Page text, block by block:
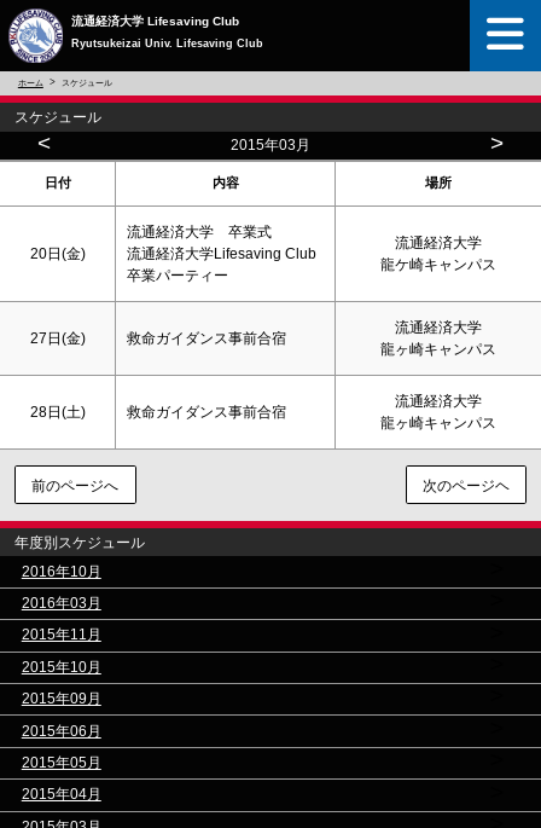
流通経済大学 Lifesaving Club
Ryutsukeizai Univ. Lifesaving Club
ホーム スケジュール
スケジュール
< 2015年03月 >
日付 内容 場所
20日(金)
流通経済大学 卒業式
流通経済大学Lifesaving Club
卒業パーティー
流通経済大学
龍ケ崎キャンパス
27日(金) 救命ガイダンス事前合宿
流通経済大学
龍ヶ崎キャンパス
28日(土) 救命ガイダンス事前合宿
流通経済大学
龍ヶ崎キャンパス
前のページへ 次のページヘ
年度別スケジュール
2016年10月
2016年03月
2015年11月
2015年10月
2015年09月
2015年06月
2015年05月
2015年04月